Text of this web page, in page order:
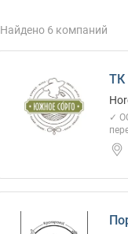
Найдено 6 компаний
ТК
✓